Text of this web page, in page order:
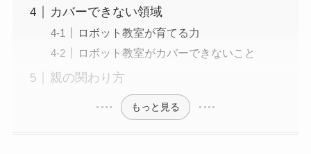
カバーできない領域
ロボット教室が育てる力
ロボット教室がカバーできないこと
親の関わり方
もっと見る